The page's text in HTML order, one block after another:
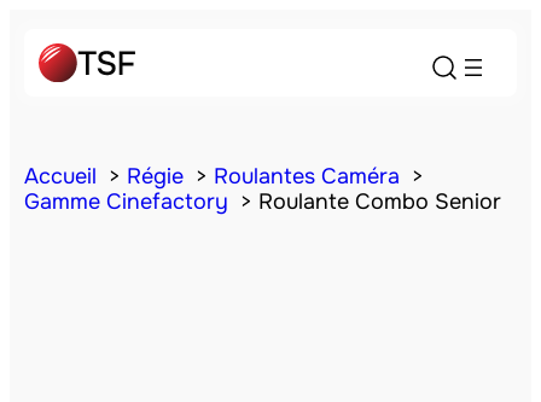
Accueil Régie
Roulantes Caméra
Gamme Cinefactory
Roulante Combo Senior